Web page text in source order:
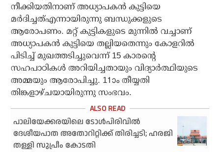
നീക്കിയതിനാണ് അധ്യാപകന്‍ കുട്ടിയെ
മര്‍ദിച്ചത്എന്നായിരുന്നു ബന്ധുക്കളുടെ
ആരോപണം. മറ്റ് കുട്ടികളുടെ മുന്നില്‍ വച്ചാണ്
അധ്യാപകന്‍ കുട്ടിയെ തല്ലിയതെന്നും കോളറില്‍
പിടിച്ച് മുഖത്തടിച്ചുവെന്ന് 15 കാരന്റെ
സഹപാഠികള്‍ അറിയിച്ചതായും വിദ്യാര്‍ത്ഥിയുടെ
അമ്മയും ആരോപിച്ചു. 11ാം തീയ്യതി
തിങ്കളാഴ്ചയായിരുന്നു സംഭവം.
പാലിയേക്കരയിലെ ടോള്‍പിരിവില്‍
ദേശീയപാത അതോറിറ്റിക്ക് തിരിച്ചടി; ഹരജി
തള്ളി സുപ്രീം കോടതി